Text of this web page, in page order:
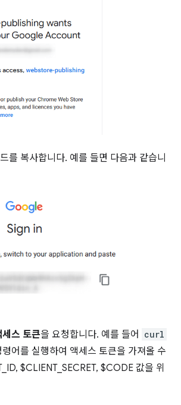
를 복사합니다. 예를 들면 다음과 같습니
세스 토큰을 요청합니다. 예를 들어 curl
어를 실행하여 액세스 토큰을 가져올 수
$CLIENT_SECRET, $CODE 값을 위